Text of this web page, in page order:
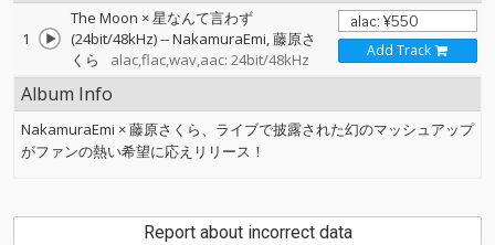
1
The Moon × 星なんて言わず
(24bit/48kHz)--NakamuraEmi 藤原さ
くら
alac,flac,wav,aac: 24bit/48kHz Add Track
Album Info
NakamuraEmi × 藤原さくら、ライブで披露された幻のマッシュアップ
がファンの熱い希望に応えリリース！
Report about incorrect data